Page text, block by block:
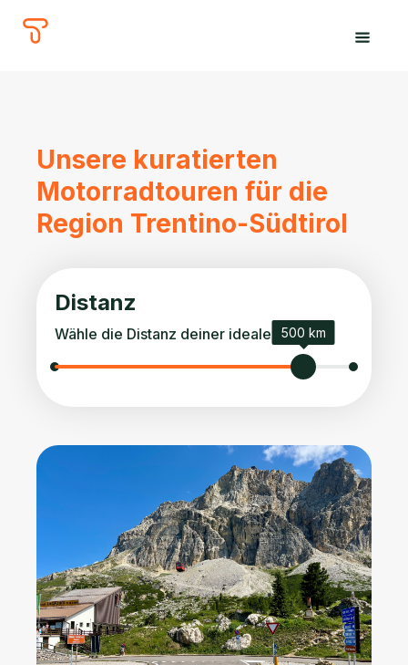
The
Tours
Unsere kuratierten
Motorradtouren für die
Region Trentino-Südtirol
Distanz
Wähle die Distanz deiner idealen Tour.
500 km